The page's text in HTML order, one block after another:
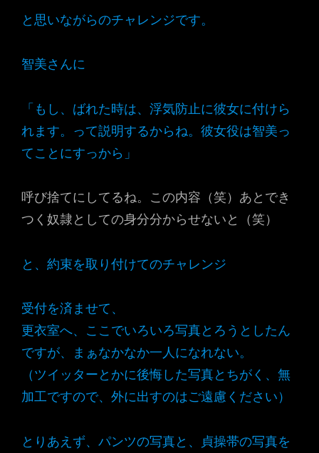
と思いながらのチャレンジです。
智美さんに
「もし、ばれた時は、浮気防止に彼女に付けら
れます。って説明するからね。彼女役は智美っ
てことにすっから」
呼び捨てにしてるね。この内容（笑）あとでき
つく奴隷としての身分分からせないと（笑）
と、約束を取り付けてのチャレンジ
受付を済ませて、
更衣室へ、ここでいろいろ写真とろうとしたん
ですが、まぁなかなか一人になれない。
（ツイッターとかに後悔した写真とちがく、無
加工ですので、外に出すのはご遠慮ください）
とりあえず、パンツの写真と、貞操帯の写真を